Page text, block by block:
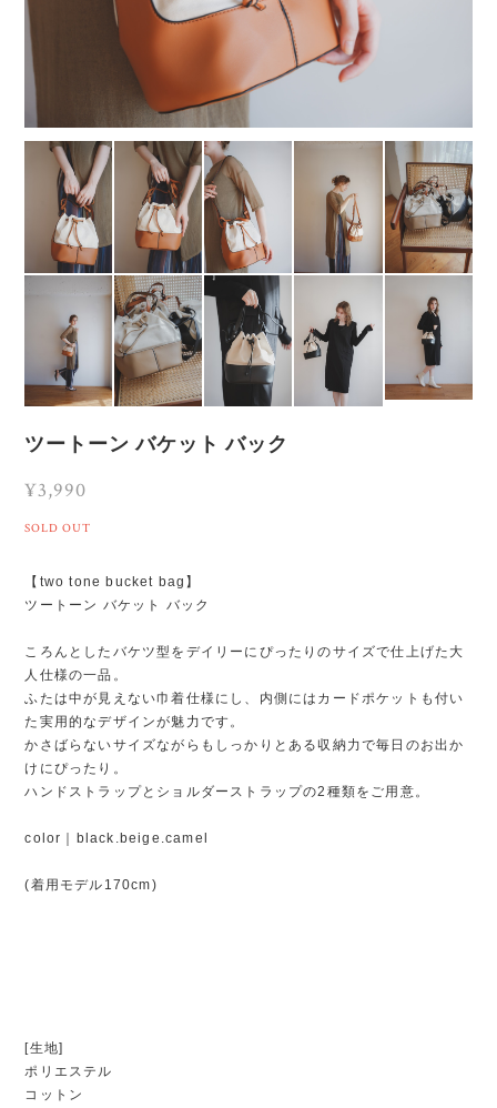
ツートーン バケット バック
¥3,990
SOLD OUT
【two tone bucket bag】
ツートーン バケット バック
ころんとしたバケツ型をデイリーにぴったりのサイズで仕上げた大
人仕様の一品。
ふたは中が見えない巾着仕様にし、内側にはカードポケットも付い
た実用的なデザインが魅力です。
かさばらないサイズながらもしっかりとある収納力で毎日のお出か
けにぴったり。
ハンドストラップとショルダーストラップの2種類をご用意。
color｜black.beige.camel
(着用モデル170cm)
[生地]
ポリエステル
コットン